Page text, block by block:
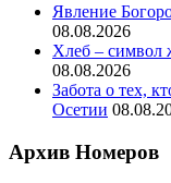
Явление
08.08.2026
Хлеб – символ
08.08.2026
Забота о тех,
Осетии
Архив Номеров